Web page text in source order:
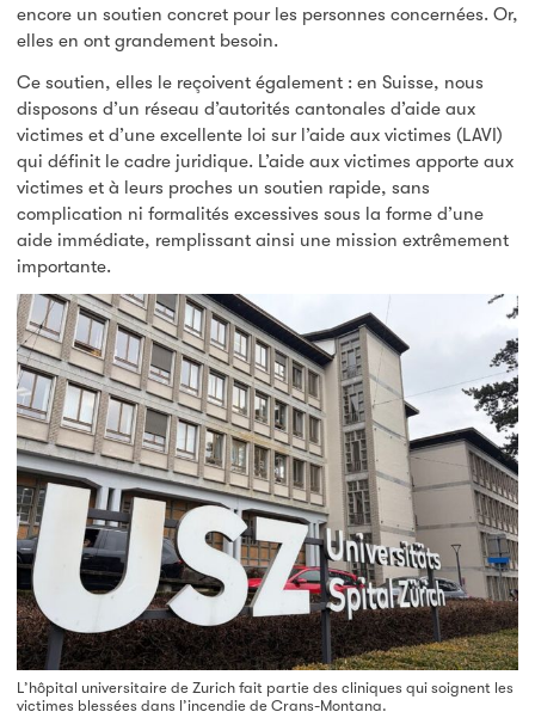
encore un soutien concret pour les personnes concernées. Or,
elles en ont grandement besoin.
Ce soutien, elles le reçoivent également : en Suisse, nous
disposons d’un réseau d’autorités cantonales d’aide aux
victimes et d’une excellente loi sur l’aide aux victimes (LAVI)
qui définit le cadre juridique. L’aide aux victimes apporte aux
victimes et à leurs proches un soutien rapide, sans
complication ni formalités excessives sous la forme d’une
aide immédiate, remplissant ainsi une mission extrêmement
importante.
L’hôpital universitaire de Zurich fait partie des cliniques qui soignent les
victimes blessées dans l’incendie de Crans-Montana.